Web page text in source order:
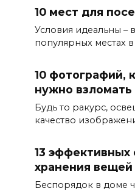
10 мест для
Условия идеальны –
популярных местах
10 фотографий,
нужно взломать
Будь то ракурс,
качество
13 эффективных
хранения вещей
Беспорядок в доме